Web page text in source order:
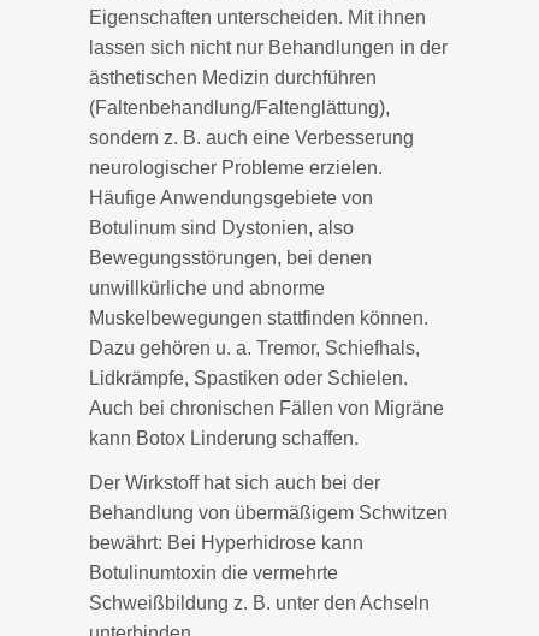
Eigenschaften unterscheiden. Mit ihnen
lassen sich nicht nur Behandlungen in der
ästhetischen Medizin durchführen
(Faltenbehandlung/Faltenglättung),
sondern z. B. auch eine Verbesserung
neurologischer Probleme erzielen.
Häufige Anwendungsgebiete von
Botulinum sind Dystonien, also
Bewegungsstörungen, bei denen
unwillkürliche und abnorme
Muskelbewegungen stattfinden können.
Dazu gehören u. a. Tremor, Schiefhals,
Lidkrämpfe, Spastiken oder Schielen.
Auch bei chronischen Fällen von Migräne
kann Botox Linderung schaffen.
Der Wirkstoff hat sich auch bei der
Behandlung von übermäßigem Schwitzen
bewährt: Bei Hyperhidrose kann
Botulinumtoxin die vermehrte
Schweißbildung z. B. unter den Achseln